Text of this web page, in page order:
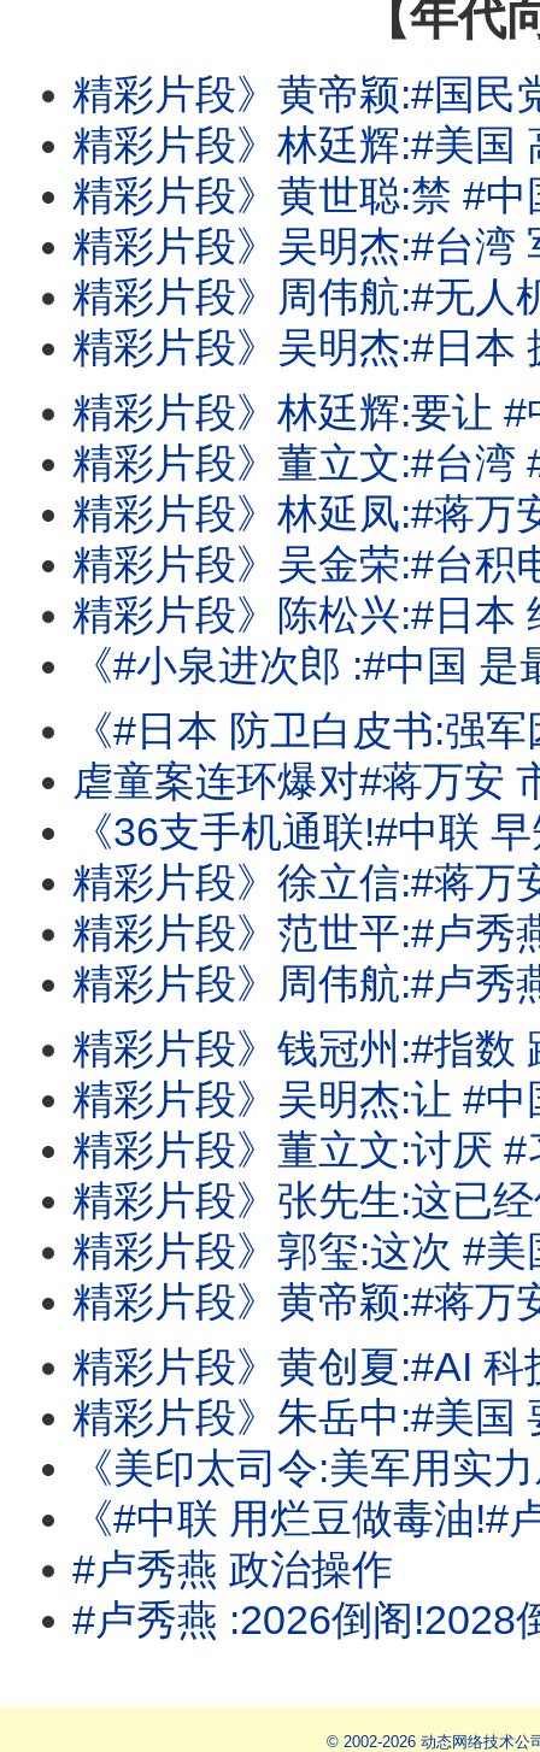
【年代
精彩片段》黄帝颖:#国民党
精彩片段》林廷辉:#美国 高科
精彩片段》黄世聪:禁 #中国 当然
精彩片段》吴明杰:#台湾 军方
精彩片段》周伟航:#无人机 审议可
精彩片段》吴明杰:#日本 拥有反
精彩片段》林廷辉:要让 #中国 根
精彩片段》董立文:#台湾 #美国 军事合
精彩片段》林延凤:#蒋万安 完全
精彩片段》吴金荣:#台积电 霸主地位
精彩片段》陈松兴:#日本 经济
《#小泉进次郎 :#中国 是最大威胁!#蒋万安 市府千疮百孔!三大
《#日本 防卫白皮书:强军因应#中俄 威胁!#麦考尔 :#中国 武统#台湾
虐童案连环爆对#蒋万安
《36支手机通联!#中联 早知会出事!?北市幼儿园虐童案延烧!#蒋
精彩片段》徐立信:#蒋万安 也
精彩片段》范世平:#卢秀燕 把责
精彩片段》周伟航:#卢秀燕 .#蒋万安 这
精彩片段》钱冠州:#指数 跟#大型股
精彩片段》吴明杰:让 #中国 知道
精彩片段》董立文:讨厌 #习近平
精彩片段》张先生:这已经像用幼
精彩片段》郭玺:这次 #美国
精彩片段》黄帝颖:#蒋万安 .#卢秀燕
精彩片段》黄创夏:#AI 科技大战会
精彩片段》朱岳中:#美国 要升息
《美印太司令:美军用实力威吓#中国 !#卢比欧 :#川普 #习近平 需要
《#中联 用烂豆做毒油!#卢秀燕 大翻车!北市贵族幼儿园虐
#卢秀燕 政治操作
#卢秀燕 :2026倒阁!2028倒#赖清德 !#蒋万安 北市虐童
© 2002-2026 动态网络技术公